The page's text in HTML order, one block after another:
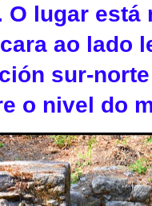
O lugar
ao lado
sur-
o nivel do